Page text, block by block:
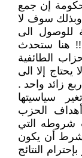
إن جمع
سوف لا
للوصول الى
هنا ستحدث
الطائفية
إلا الى
زائد واحد .
سياسيتها
الحزب
شروطه التي
أن يكون
النتائج